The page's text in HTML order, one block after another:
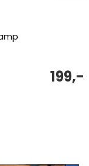
199,-